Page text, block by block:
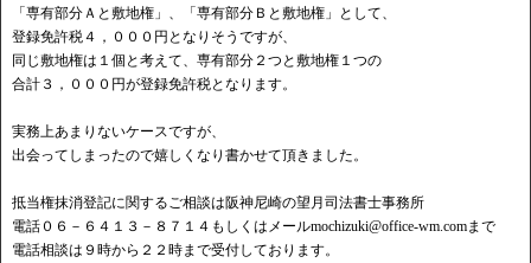
「専有部分Ａと敷地権」、「専有部分Ｂと敷地権」として、
登録免許税４，０００円となりそうですが、
同じ敷地権は１個と考えて、専有部分２つと敷地権１つの
合計３，０００円が登録免許税となります。
実務上あまりないケースですが、
出会ってしまったので嬉しくなり書かせて頂きました。
抵当権抹消登記に関するご相談は阪神尼崎の望月司法書士事務所
電話０６－６４１３－８７１４もしくはメールmochizuki@office-wm.comまで
電話相談は９時から２２時まで受付しております。